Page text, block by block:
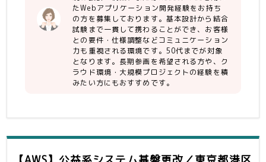
でも可）
・zabbixを使用したシステムの開発経
験あり
・Webアプリケーション（フロントエ
ンド）の開発経験
（reactまたはvueを利用した経験あ
り）
ョンの開発経験
【人物】
たWebアプリケーション開発経験をお持ち
の方を募集しております。基本設計から結合
試験まで一貫して携わることができ、お客様
との要件・仕様調整などコミュニケーション
力も重視される環境です。50代までが対象
となります。長期参画を希望される方や、ク
ラウド環境・大規模プロジェクトの経験を積
みたい方にもおすすめです。